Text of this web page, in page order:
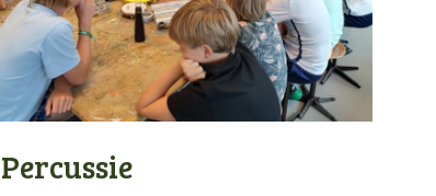
Percussie